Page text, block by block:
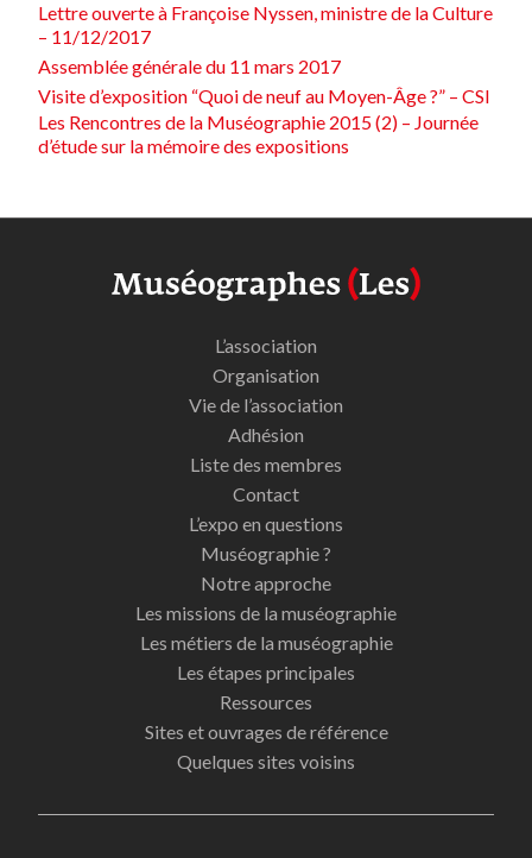
Lettre ouverte à Françoise Nyssen, ministre de la Culture
– 11/12/2017
Assemblée générale du 11 mars 2017
Visite d’exposition “Quoi de neuf au Moyen-Âge ?” – CSI
Les Rencontres de la Muséographie 2015 (2) – Journée
d’étude sur la mémoire des expositions
L’association
Organisation
Vie de l’association
Adhésion
Liste des membres
Contact
L’expo en questions
Muséographie ?
Notre approche
Les missions de la muséographie
Les métiers de la muséographie
Les étapes principales
Ressources
Sites et ouvrages de référence
Quelques sites voisins